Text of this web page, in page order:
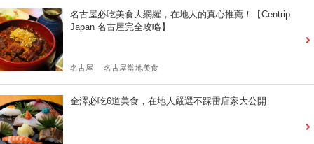
名古屋必吃美食大網羅，在地人的真心推薦！【Centrip
Japan 名古屋完全攻略】
名古屋 名古屋當地美食
金澤必吃6道美食，在地人嚴選不踩雷店家大公開